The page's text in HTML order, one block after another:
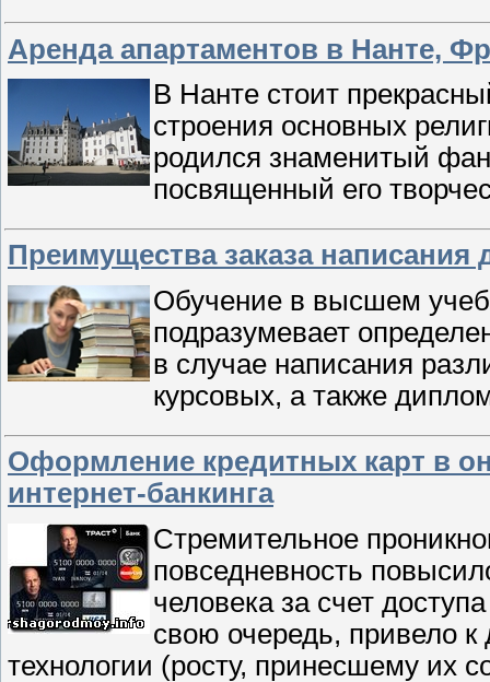
Аренда апартаментов в Нанте,
В Нанте стоит
строения основных
родился знаменитый
посвященный его
Преимущества заказа
Обучение в высшем
подразумевает
в случае написания
курсовых, а также
Оформление кредитных карт в
интернет-банкинга
Стремительное
повседневность
человека за счет
свою очередь, привело
технологии (росту, принесшему